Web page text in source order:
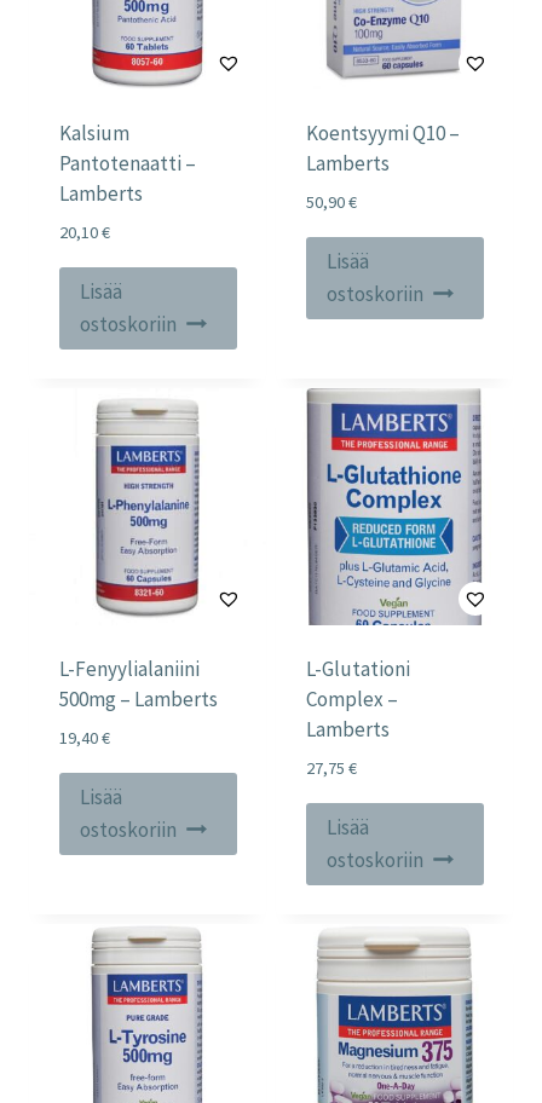
Kalsium
Pantotenaatti –
Lamberts
20,10€
Lisää
ostoskoriin
Koentsyymi Q10 –
Lamberts
50,90€
Lisää
ostoskoriin
L-Fenyylialaniini
500mg – Lamberts
19,40€
Lisää
ostoskoriin
L-Glutationi
Complex –
Lamberts
27,75 €
Lisää
ostoskoriin